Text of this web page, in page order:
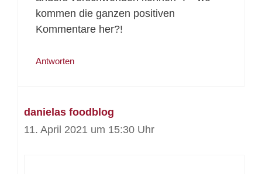
kommen die ganzen positiven
Kommentare her?!
Antworten
danielas foodblog
11. April 2021 um 15:30 Uhr